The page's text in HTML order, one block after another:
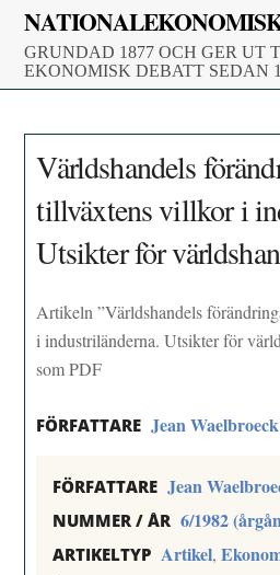
Skip
content
GRUNDAD 1877 OCH GER UT
EKONOMISK DEBATT SEDAN
Världshandels
tillväxtens villkor i
Utsikter för
Artikeln ”Världshandels
i industriländerna. Utsikter för
som PDF
FÖRFATTARE Jean Waelbroeck
FÖRFATTARE Jean
NUMMER / ÅR 6/1982
ARTIKELTYP Artikel,